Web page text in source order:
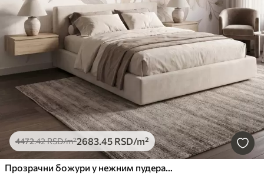
4472.42RSD/m²2683.45 RSD/m²
Прозрачни божури у нежним пудерасто-беж тоновима